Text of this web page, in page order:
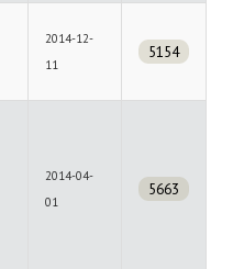
2014-12-
11
5154
2014-04-
01
5663